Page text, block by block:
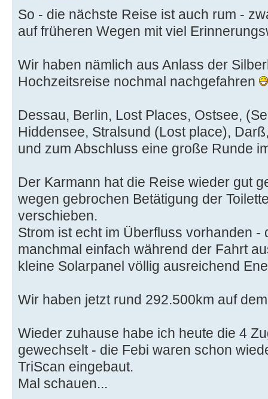
So - die nächste Reise ist auch rum -
auf früheren Wegen mit viel
Wir haben nämlich aus Anlass der
Hochzeitsreise nochmal nachgefahren
Dessau, Berlin, Lost Places, Ostsee,
Hiddensee, Stralsund (Lost place),
und zum Abschluss eine große Runde
Der Karmann hat die Reise wieder gut
wegen gebrochen Betätigung der
verschieben.
Strom ist echt im Überfluss vorhanden -
manchmal einfach während der Fahrt
kleine Solarpanel völlig ausreichend
Wir haben jetzt rund 292.500km auf
Wieder zuhause habe ich heute die 4
gewechselt - die Febi waren schon
TriScan eingebaut.
Mal schauen...